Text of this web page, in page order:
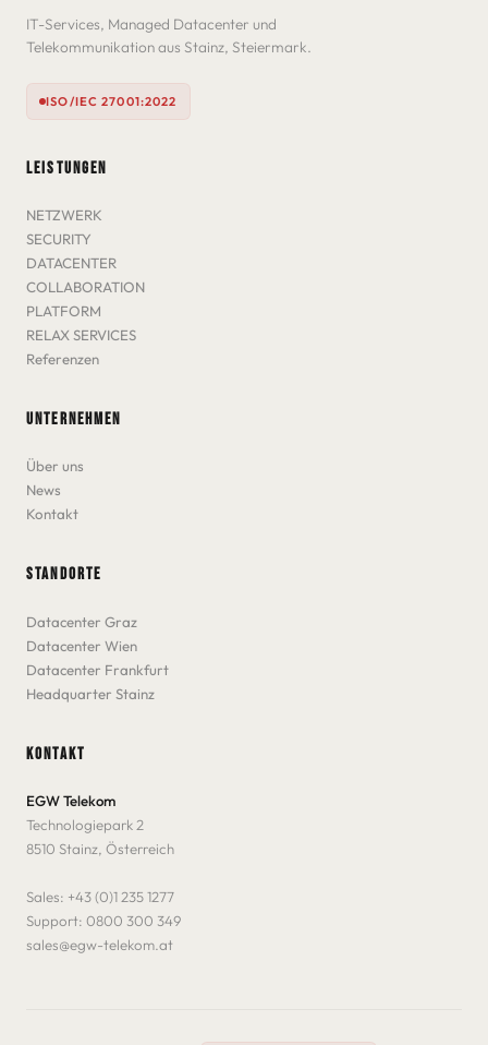
IT-Services, Managed Datacenter und
Telekommunikation aus Stainz, Steiermark.
ISO/IEC 27001:2022
LEISTUNGEN
NETZWERK
SECURITY
DATACENTER
COLLABORATION
PLATFORM
RELAX SERVICES
Referenzen
UNTERNEHMEN
Über uns
News
Kontakt
STANDORTE
Datacenter Graz
Datacenter Wien
Datacenter Frankfurt
Headquarter Stainz
KONTAKT
EGW Telekom
Technologiepark 2
8510 Stainz, Österreich
Sales: +43 (0)1 235 1277
Support: 0800 300 349
sales@egw-telekom.at